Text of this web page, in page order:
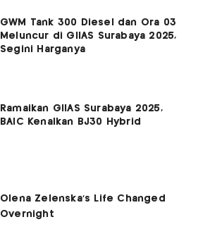
GWM Tank 300 Diesel dan Ora 03
Meluncur di GIIAS Surabaya 2025,
Segini Harganya
Ramaikan GIIAS Surabaya 2025,
BAIC Kenalkan BJ30 Hybrid